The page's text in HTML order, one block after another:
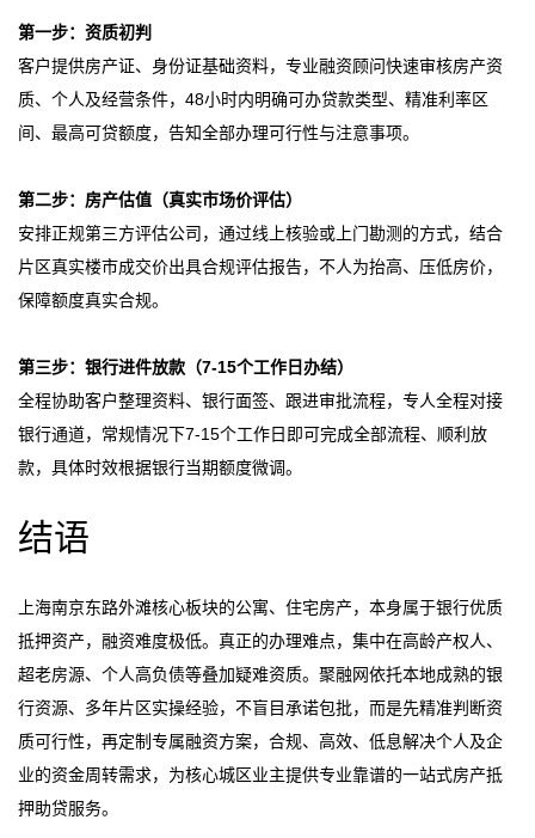
第一步：资质初判
客户提供房产证、身份证基础资料，专业融资顾问快速审核房产资
质、个人及经营条件，48小时内明确可办贷款类型、精准利率区
间、最高可贷额度，告知全部办理可行性与注意事项。
第二步：房产估值（真实市场价评估）
安排正规第三方评估公司，通过线上核验或上门勘测的方式，结合
片区真实楼市成交价出具合规评估报告，不人为抬高、压低房价，
保障额度真实合规。
第三步：银行进件放款（7-15个工作日办结）
全程协助客户整理资料、银行面签、跟进审批流程，专人全程对接
银行通道，常规情况下7-15个工作日即可完成全部流程、顺利放
款，具体时效根据银行当期额度微调。
结语
上海南京东路外滩核心板块的公寓、住宅房产，本身属于银行优质
抵押资产，融资难度极低。真正的办理难点，集中在高龄产权人、
超老房源、个人高负债等叠加疑难资质。聚融网依托本地成熟的银
行资源、多年片区实操经验，不盲目承诺包批，而是先精准判断资
质可行性，再定制专属融资方案，合规、高效、低息解决个人及企
业的资金周转需求，为核心城区业主提供专业靠谱的一站式房产抵
押助贷服务。